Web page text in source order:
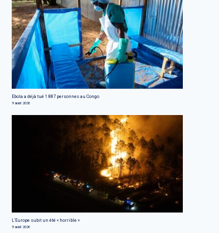
Ebola a déjà tué 1 887 personnes au Congo
9 août 2026
L’Europe subit un été « horrible »
9 août 2026